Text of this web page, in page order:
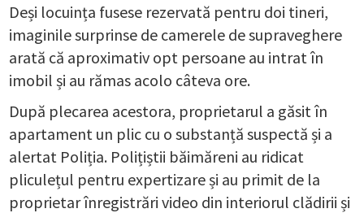
Deși locuința fusese rezervată pentru doi tineri,
imaginile surprinse de camerele de supraveghere
arată că aproximativ opt persoane au intrat în
imobil și au rămas acolo câteva ore.
După plecarea acestora, proprietarul a găsit în
apartament un plic cu o substanță suspectă și a
alertat Poliția. Polițiștii băimăreni au ridicat
pliculețul pentru expertizare și au primit de la
proprietar înregistrări video din interiorul clădirii și